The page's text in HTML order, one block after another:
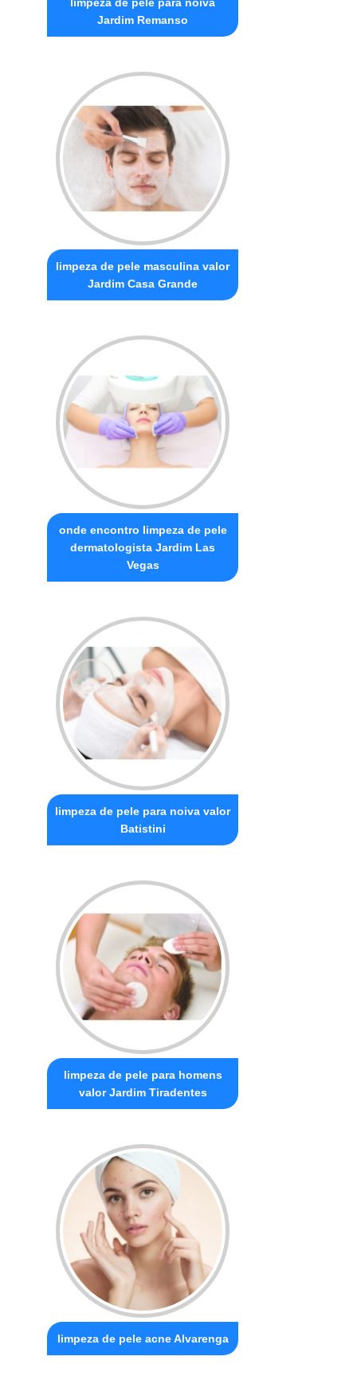
limpeza de pele para noiva
Jardim Remanso
limpeza de pele masculina valor
Jardim Casa Grande
onde encontro limpeza de pele
dermatologista Jardim Las
Vegas
limpeza de pele para noiva valor
Batistini
limpeza de pele para homens
valor Jardim Tiradentes
limpeza de pele acne Alvarenga